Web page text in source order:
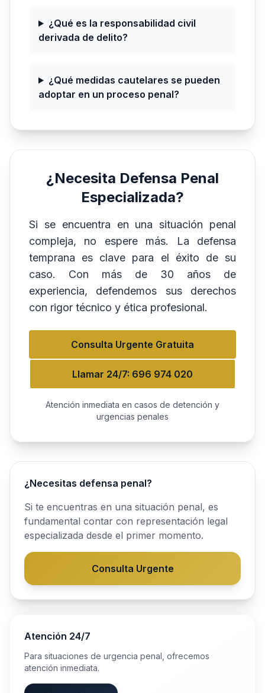
¿Qué es la responsabilidad civil
derivada de delito?
¿Qué medidas cautelares se pueden
adoptar en un proceso penal?
¿Necesita Defensa Penal
Especializada?
Si se encuentra en una situación penal
compleja, no espere más. La defensa
temprana es clave para el éxito de su
caso. Con más de 30 años de
experiencia, defendemos sus derechos
con rigor técnico y ética profesional.
Consulta Urgente Gratuita
Llamar 24/7: 696 974 020
Atención inmediata en casos de detención y
urgencias penales
¿Necesitas defensa penal?
Si te encuentras en una situación penal, es
fundamental contar con representación legal
especializada desde el primer momento.
Consulta Urgente
Atención 24/7
Para situaciones de urgencia penal, ofrecemos
atención inmediata.